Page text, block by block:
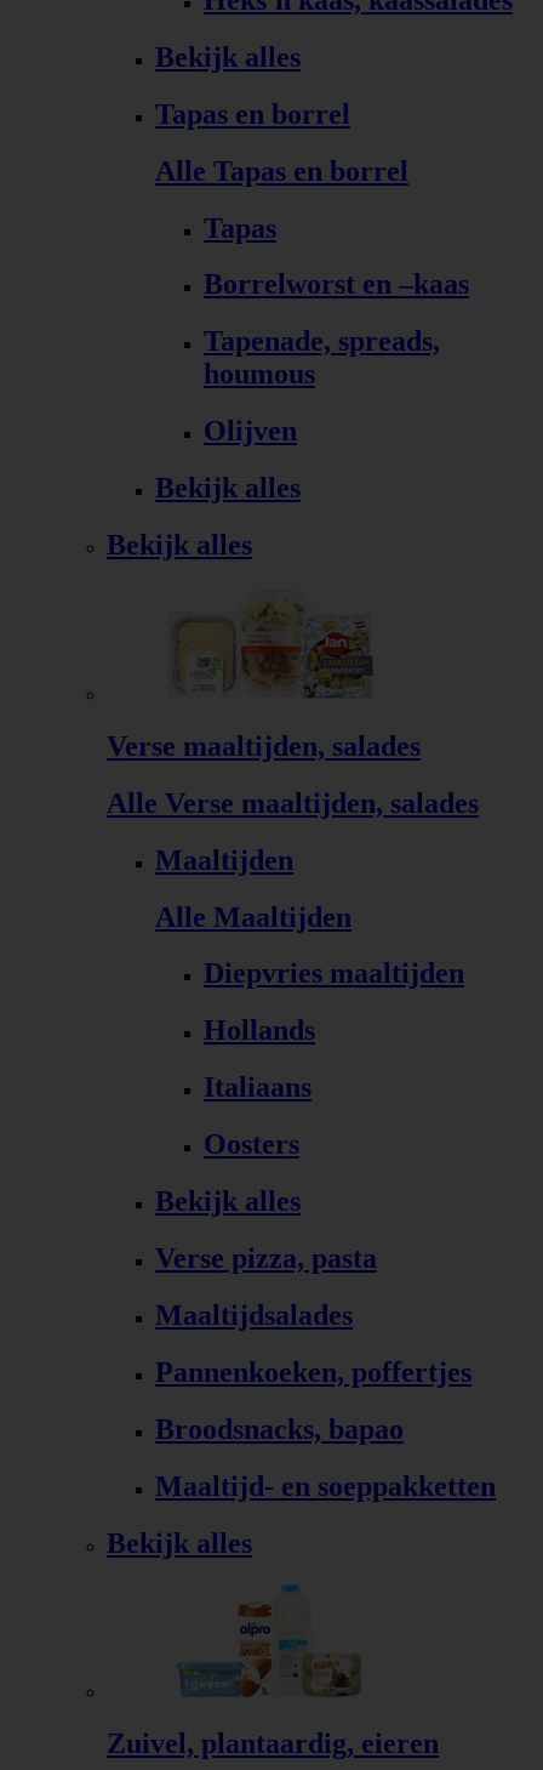
Bekijk alles
Tapas en borrel
Alle Tapas en borrel
Tapas
Borrelworst en –kaas
Tapenade, spreads,
houmous
Olijven
Bekijk alles
Bekijk alles
Verse maaltijden, salades
Alle Verse maaltijden, salades
Maaltijden
Alle Maaltijden
Diepvries maaltijden
Hollands
Italiaans
Oosters
Bekijk alles
Verse pizza, pasta
Maaltijdsalades
Pannenkoeken, poffertjes
Broodsnacks, bapao
Maaltijd- en soeppakketten
Bekijk alles
Zuivel, plantaardig, eieren